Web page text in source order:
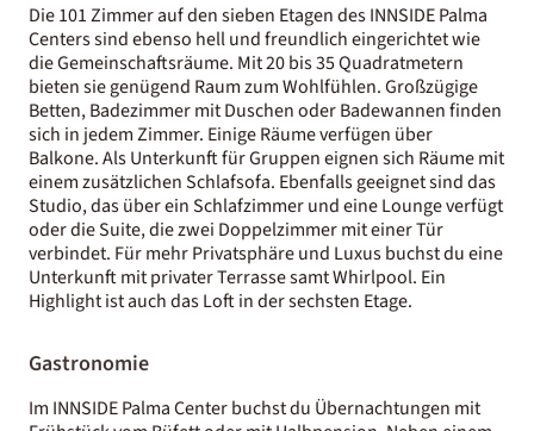
Die 101 Zimmer auf den sieben Etagen des INNSIDE Palma
Centers sind ebenso hell und freundlich eingerichtet wie
die Gemeinschaftsräume. Mit 20 bis 35 Quadratmetern
bieten sie genügend Raum zum Wohlfühlen. Großzügige
Betten, Badezimmer mit Duschen oder Badewannen finden
sich in jedem Zimmer. Einige Räume verfügen über
Balkone. Als Unterkunft für Gruppen eignen sich Räume mit
einem zusätzlichen Schlafsofa. Ebenfalls geeignet sind das
Studio, das über ein Schlafzimmer und eine Lounge verfügt
oder die Suite, die zwei Doppelzimmer mit einer Tür
verbindet. Für mehr Privatsphäre und Luxus buchst du eine
Unterkunft mit privater Terrasse samt Whirlpool. Ein
Highlight ist auch das Loft in der sechsten Etage.
Gastronomie
Im INNSIDE Palma Center buchst du Übernachtungen mit